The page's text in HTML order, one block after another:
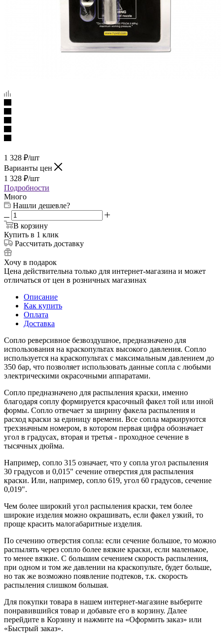
1 328 ₽/шт
Варианты цен
1 328 ₽/шт
Подробности
Много
Нашли дешевле?
В корзину
Купить в 1 клик
Рассчитать доставку
Хочу в подарок
Цена действительна только для интернет-магазина и может
отличаться от цен в розничных магазинах
Описание
Как купить
Оплата
Доставка
Сопло реверсивное безвоздушное, предназначено для
использования на краскопультах высокого давления. Сопло
используется на краскопультах с максимальным давлением до
350 бар, что позволяет использовать данные сопла с любыми
электрическими окрасочными аппаратами.
Сопло предназначено для распыления краски, именно
благодаря соплу формируется красочный факел той или иной
формы. Сопло отвечает за ширину факела распыления и
расход краски за единицу времени. Все сопла маркируются
трехзначным номером, в котором первая цифра обозначает
угол в градусах, вторая и третья - проходное сечение в
тысячных дюйма.
Например, сопло 315 означает, что у сопла угол распыления
30 градусов и 0,015" сечение отверстия для распыления
краски. Или, например, сопло 619, угол 60 градусов, сечение
0,019".
Чем более широкий угол распыления краски, тем более
широкие изделия можно окрашивать, если факел узкий, то
проще красить малогабаритные изделия.
По сечению отверстия сопла: если сечение большое, то можно
распылять через сопло более вязкие краски, если маленькое,
то менее вязкие. С большим сечением скорость распыления,
при одном и том же давлении на краскопульте, будет больше,
но так же возможно появление подтеков, т.к. скорость
распыления слишком большая.
Для покупки товара в нашем интернет-магазине выберите
понравившийся товар и добавьте его в корзину. Далее
перейдите в Корзину и нажмите на «Оформить заказ» или
«Быстрый заказ».